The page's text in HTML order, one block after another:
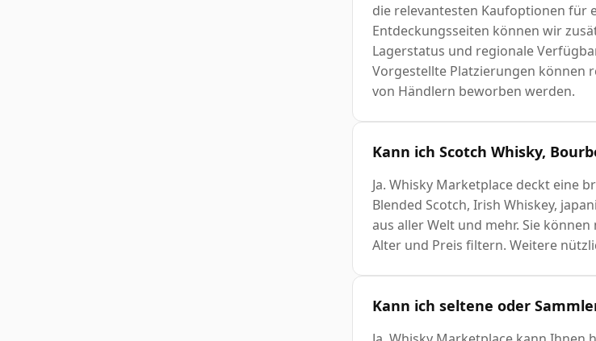
die relevantesten Kaufoptionen für
Entdeckungsseiten können wir
Lagerstatus und regionale
Vorgestellte Platzierungen können
von Händlern beworben werden.
Kann ich Scotch Whisky,
Ja. Whisky Marketplace deckt eine
Blended Scotch, Irish Whiskey,
aus aller Welt und mehr. Sie
Alter und Preis filtern. Weitere
Kann ich seltene oder